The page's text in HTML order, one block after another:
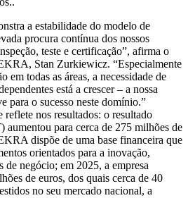
a estabilidade do modelo de
procura contínua dos nossos
teste e certificação”, afirma o
Stan Zurkiewicz. “Especialmente
em todas as áreas, a necessidade de
está a crescer – a nossa
para o sucesso neste domínio.”
reflete nos resultados: o resultado
aumentou para cerca de 275 milhões de
dispõe de uma base financeira que
orientados para a inovação,
de negócio; em 2025, a empresa
de euros, dos quais cerca de 40
no seu mercado nacional, a